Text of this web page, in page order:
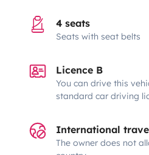
4 seats
Seats with seat belts
Licence B
You can drive this
standard car driving
International
The owner does not